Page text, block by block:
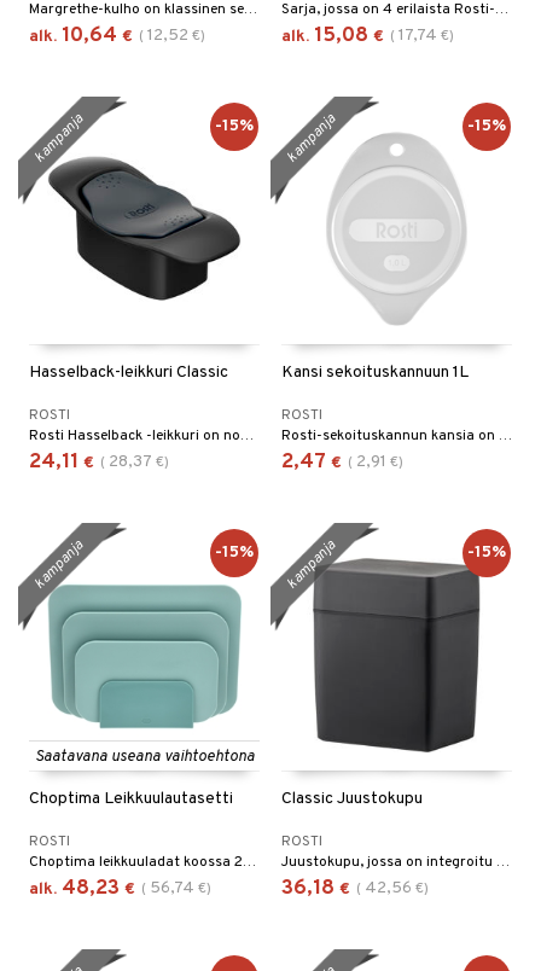
Margrethe-kulho on klassinen sekoituskulho, jossa on erinomainen ote, kätevä kaatonokka ja liukumaton pohjarengas.
alk. 10,64 € ( 12,52 €)
Sarja, jossa on 4 erilaista Rosti-patakauhaa. Erikokoiset patakauhat, jotka kattavat useimmat tarpeet, kun leivot, tarjoilet ja sekoitat patoja ja kulhoja.
alk. 15,08 € ( 17,74 €)
Hasselback-leikkuri Classic
ROSTI
Rosti Hasselback -leikkuri on nopea ja tehokas työkalu terävien, säännöllisten viiltojen tekemiseen perunoihin ja muihin juureksiin.
24,11 € ( 28,37 €)
kampanja -15%
Kansi sekoituskannuun 1L
ROSTI
Rosti-sekoituskannun kansia on saatavana eri kokoisina.
2,47 € ( 2,91 €)
kampanja -15%
Saatavana useana vaihtoehtona
Choptima Leikkuulautasetti
ROSTI
Choptima leikkuuladat koossa 26,5 x 16 cm, 30,5 x 20,5 cm ja 35,5 x 25,5 cm.
alk. 48,23 € ( 56,74 €)
kampanja -15%
Classic Juustokupu
ROSTI
Juustokupu, jossa on integroitu juustoleikkuri, tarjoaa sekä hygieenisen säilytyksen että käytön ilman, että sinun tarvitsee koskea juustoon.
36,18 € ( 42,56 €)
kampanja -15%
& Vihannesveitset